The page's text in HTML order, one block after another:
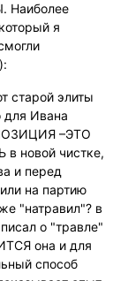
я
старой элиты
для Ивана
–ЭТО
новой чистке,
и перед
на партию
"натравил"? в
о "травле"
она и для
способ